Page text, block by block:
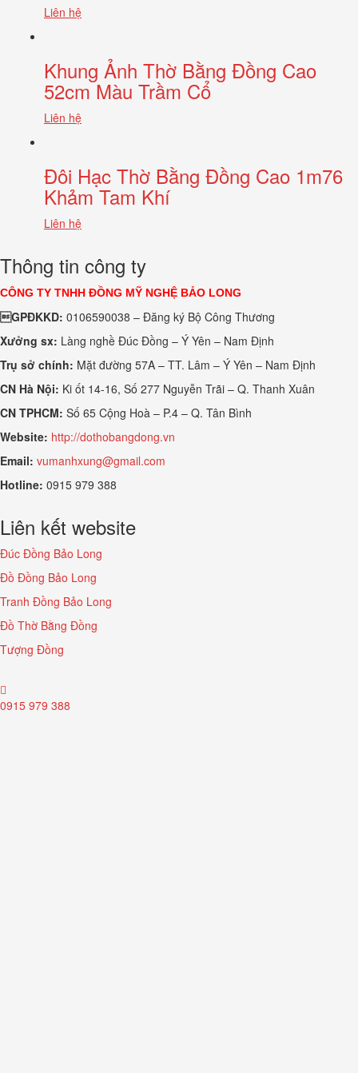
Liên hệ
Khung Ảnh Thờ Bằng Đồng Cao
52cm Màu Trầm Cổ
Liên hệ
Đôi Hạc Thờ Bằng Đồng Cao 1m76
Khảm Tam Khí
Liên hệ
Thông tin công ty
CÔNG TY TNHH ĐỒNG MỸ NGHỆ BẢO LONG
GPĐKKD: 0106590038 – Đăng ký Bộ Công Thương
Xưởng sx: Làng nghề Đúc Đồng – Ý Yên – Nam Định
Trụ sở chính: Mặt đường 57A – TT. Lâm – Ý Yên – Nam Định
CN Hà Nội: Ki ốt 14-16, Số 277 Nguyễn Trãi – Q. Thanh Xuân
CN TPHCM: Số 65 Cộng Hoà – P.4 – Q. Tân Bình
Website: http://dothobangdong.vn
Email: vumanhxung@gmail.com
Hotline: 0915 979 388
Liên kết website
Đúc Đồng Bảo Long
Đồ Đồng Bảo Long
Tranh Đồng Bảo Long
Đồ Thờ Bằng Đồng
Tượng Đồng
0915 979 388